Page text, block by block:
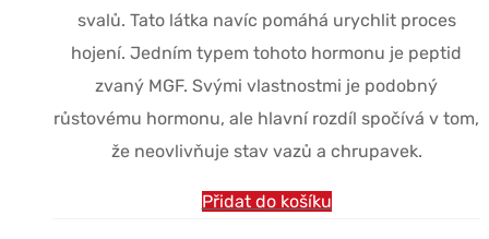
svalů. Tato látka navíc pomáhá urychlit proces
hojení. Jedním typem tohoto hormonu je peptid
zvaný MGF. Svými vlastnostmi je podobný
růstovému hormonu, ale hlavní rozdíl spočívá v tom,
že neovlivňuje stav vazů a chrupavek.
Přidat do košíku